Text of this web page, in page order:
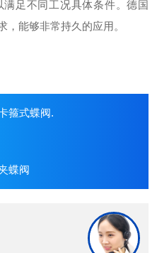
足不同工况具体条件。德国
，能够非常持久的应用。
箍式蝶阀.
蝶阀